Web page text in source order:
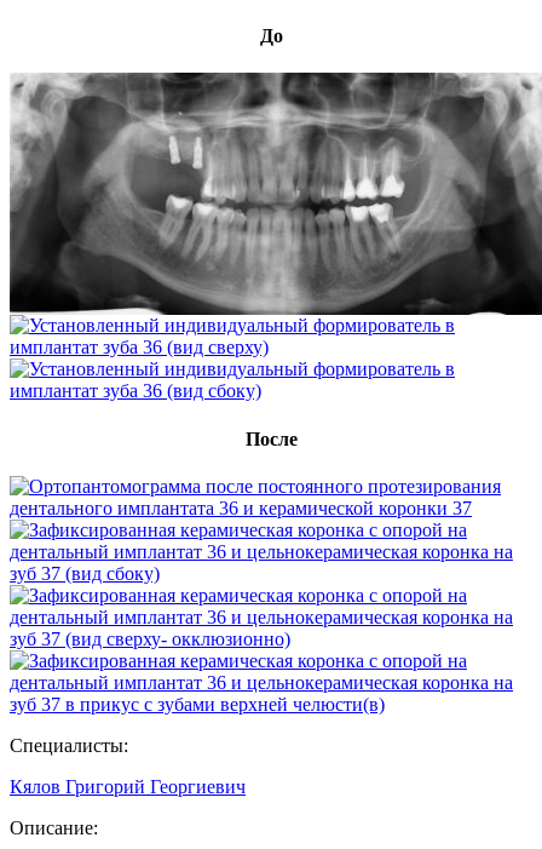
До
После
Специалисты:
Кялов Григорий Георгиевич
Описание: